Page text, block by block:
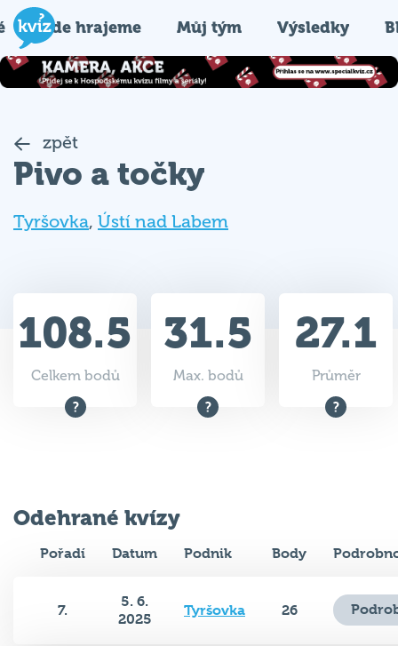
Kde hrajeme Můj tým Výsledky
zpět
Pivo a točky
Tyršovka, Ústí nad Labem
108.5
Celkem bodů
31.5
Max. bodů
27.1
Průměr
Odehrané kvízy
Pořadí Datum Podnik Body
7.
5. 6.
2025
Tyršovka 26